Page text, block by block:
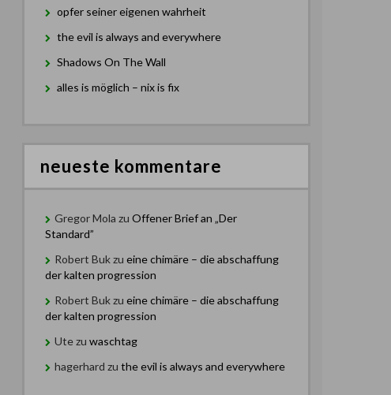
opfer seiner eigenen wahrheit
the evil is always and everywhere
Shadows On The Wall
alles is möglich – nix is fix
neueste kommentare
Gregor Mola zu Offener Brief an „Der
Standard”
Robert Bukzu eine chimäre – die abschaffung
der kalten progression
Robert Bukzu eine chimäre – die abschaffung
der kalten progression
Utezu waschtag
hagerhard zu the evil is always and everywhere